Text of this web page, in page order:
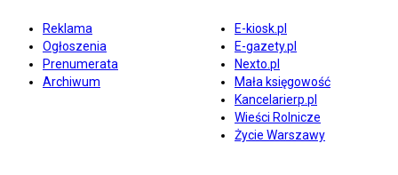
Reklama
Ogłoszenia
Prenumerata
Archiwum
E-kiosk.pl
E-gazety.pl
Nexto.pl
Mała księgowość
Kancelarierp.pl
Wieści Rolnicze
Życie Warszawy